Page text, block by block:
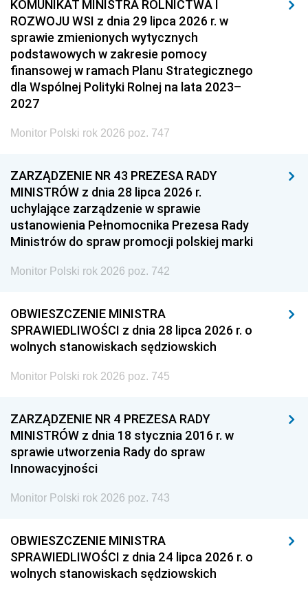
KOMUNIKAT MINISTRA ROLNICTWA I
ROZWOJU WSI z dnia 29 lipca 2026 r. w
sprawie zmienionych wytycznych
podstawowych w zakresie pomocy
finansowej w ramach Planu Strategicznego
dla Wspólnej Polityki Rolnej na lata 2023–
2027
Monitor Polski rok 2026 poz. 747
ZARZĄDZENIE NR 43 PREZESA RADY
MINISTRÓW z dnia 28 lipca 2026 r.
uchylające zarządzenie w sprawie
ustanowienia Pełnomocnika Prezesa Rady
Ministrów do spraw promocji polskiej marki
Monitor Polski rok 2026 poz. 742
OBWIESZCZENIE MINISTRA
SPRAWIEDLIWOŚCI z dnia 28 lipca 2026 r. o
wolnych stanowiskach sędziowskich
Monitor Polski rok 2026 poz. 745
ZARZĄDZENIE NR 4 PREZESA RADY
MINISTRÓW z dnia 18 stycznia 2016 r. w
sprawie utworzenia Rady do spraw
Innowacyjności
Monitor Polski rok 2026 poz. 743
OBWIESZCZENIE MINISTRA
SPRAWIEDLIWOŚCI z dnia 24 lipca 2026 r. o
wolnych stanowiskach sędziowskich